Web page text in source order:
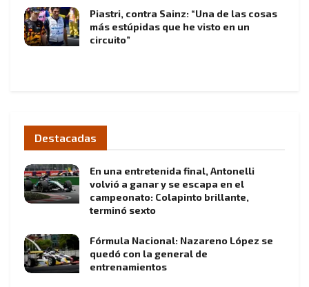
Piastri, contra Sainz: “Una de las cosas
más estúpidas que he visto en un
circuito”
Destacadas
En una entretenida final, Antonelli
volvió a ganar y se escapa en el
campeonato: Colapinto brillante,
terminó sexto
Fórmula Nacional: Nazareno López se
quedó con la general de
entrenamientos